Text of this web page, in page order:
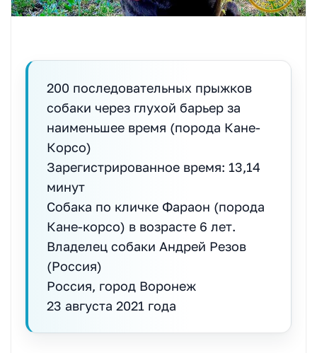
200 последовательных прыжков
собаки через глухой барьер за
наименьшее время (порода Кане-
Корсо)
Зарегистрированное время: 13,14
минут
Собака по кличке Фараон (порода
Кане-корсо) в возрасте 6 лет.
Владелец собаки Андрей Резов
(Россия)
Россия, город Воронеж
23 августа 2021 года